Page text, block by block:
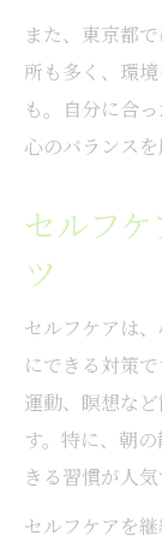
ド
自
メン
ト
無料
メン
また、東京都
所も多く、環
も。自分に合
心のバランスを
セルフ
ツ
セルフケアは
にできる対策
運動、瞑想な
す。特に、朝
きる習慣が人気
セルフケアを